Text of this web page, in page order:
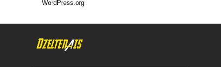
WordPress.org